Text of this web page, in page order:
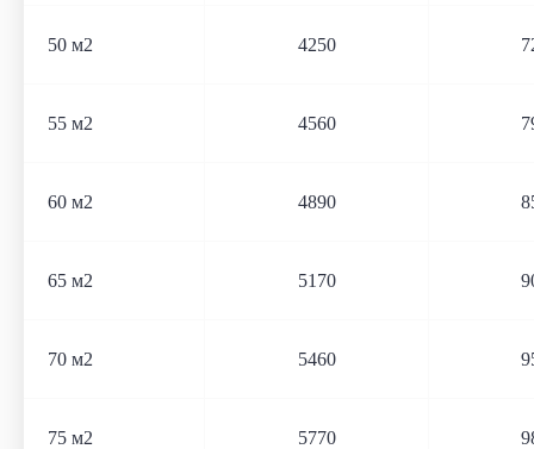
50 м2 4250
55 м2 4560
60 м2 4890
65 м2 5170
70 м2 5460
75 м2 5770